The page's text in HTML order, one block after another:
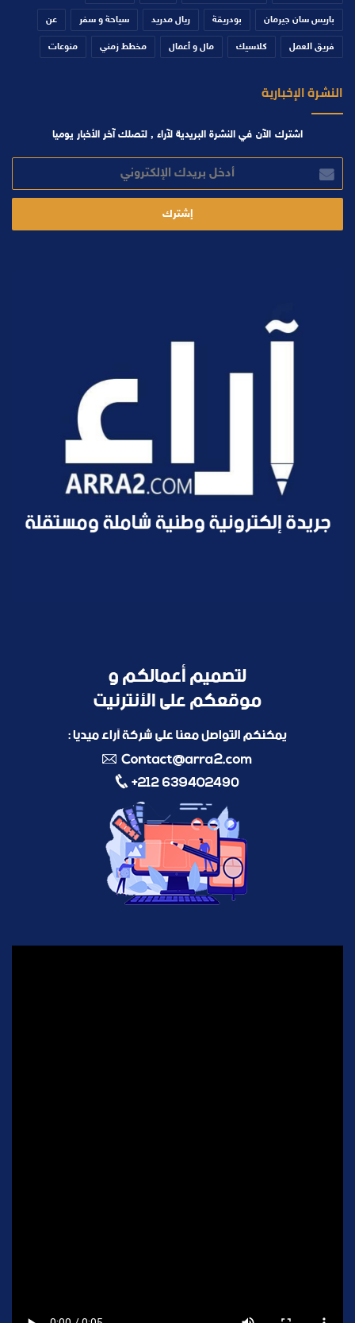
باريس سان جيرمان بودريقة ريال مدريد سياحة و سفر عن
فريق العمل كلاسيك مال و أعمال مخطط زمني منوعات
النشرة الإخبارية
اشترك الآن في النشرة البريدية لآراء , لتصلك آخر الأخبار يوميا
بريدك
الإلكتروني